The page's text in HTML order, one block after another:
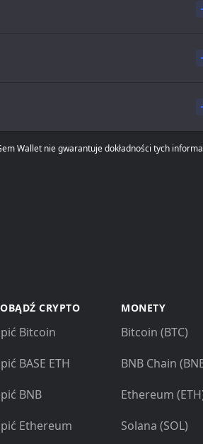
Wallet nie gwarantuje dokładności tych
CRYPTO
Bitcoin
BASE ETH
BNB
Ethereum
MONETY
Bitcoin (BTC)
BNB Chain
Ethereum
Solana (SOL)